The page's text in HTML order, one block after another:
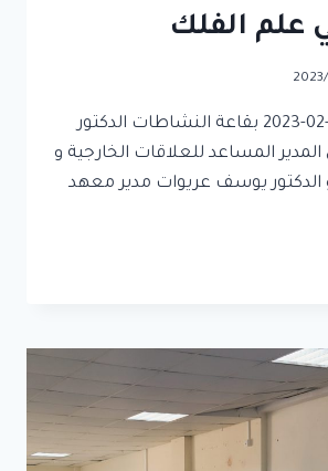
علم الفلك
اشرف اليوم 20-02-2023 بقاعة النشاطات الدكتور
المساعد للعلاقات الخارجية و
الدكتور يوسف عريوات مدير معهد